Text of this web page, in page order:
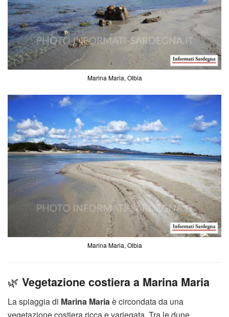
Marina Maria, Olbia
Marina Maria, Olbia
🌿 Vegetazione costiera a Marina Maria
La spiaggia di Marina Mariaè circondata da una